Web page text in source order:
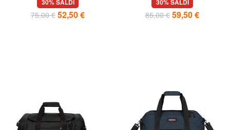
30% SALDI
75,00 € 52,50 €
30% SALDI
85,00 € 59,50 €